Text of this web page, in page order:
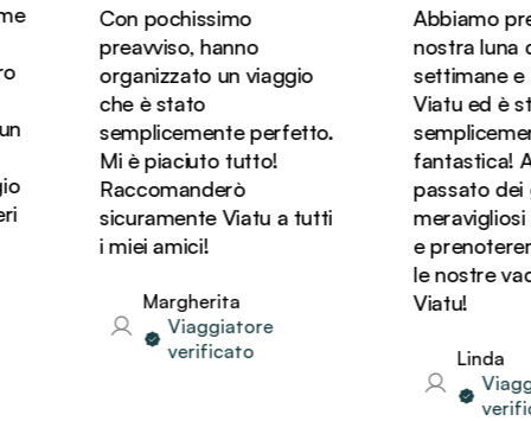
Con pochissimo
preavviso, hanno
organizzato un viaggio
che è stato
semplicemente perfetto.
Mi è piaciuto tutto!
Raccomanderò
sicuramente Viatu a tutti
i miei amici!
Margherita
Viaggiatore
verificato
Abbiamo
nostra luna
settimane e
Viatu ed è
fantastica!
passato dei
meravigliosi
e
le nostre
Viatu!
Linda